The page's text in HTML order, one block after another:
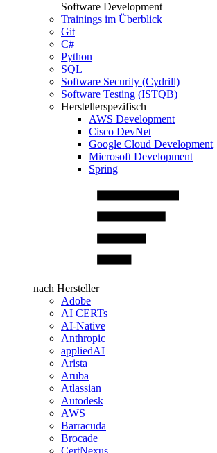
Software Development
Trainings im Überblick
Git
C#
Python
SQL
Software Security (Cydrill)
Software Testing (ISTQB)
Herstellerspezifisch
AWS Development
Cisco DevNet
Google Cloud Development
Microsoft Development
Spring
nach Hersteller
Adobe
AI CERTs
AI-Native
Anthropic
appliedAI
Arista
Aruba
Atlassian
Autodesk
AWS
Barracuda
Brocade
CertNexus